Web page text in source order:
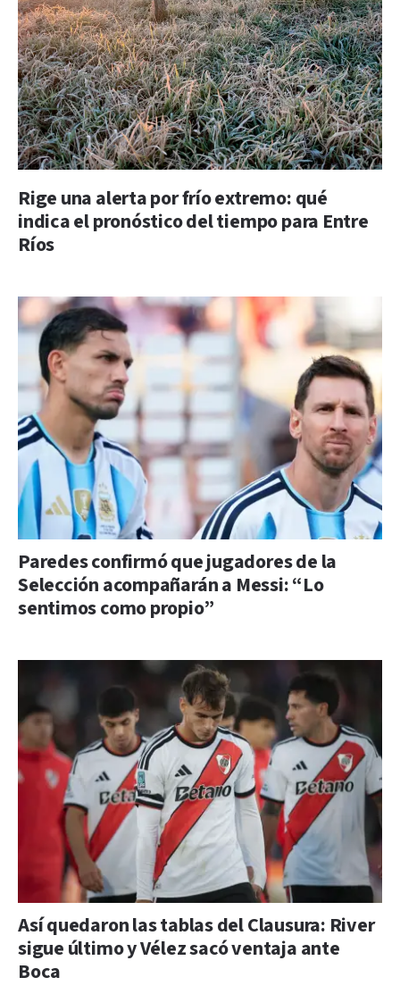
Rige una alerta por frío extremo: qué
indica el pronóstico del tiempo para Entre
Ríos
Paredes confirmó que jugadores de la
Selección acompañarán a Messi: “Lo
sentimos como propio”
Así quedaron las tablas del Clausura: River
sigue último y Vélez sacó ventaja ante
Boca